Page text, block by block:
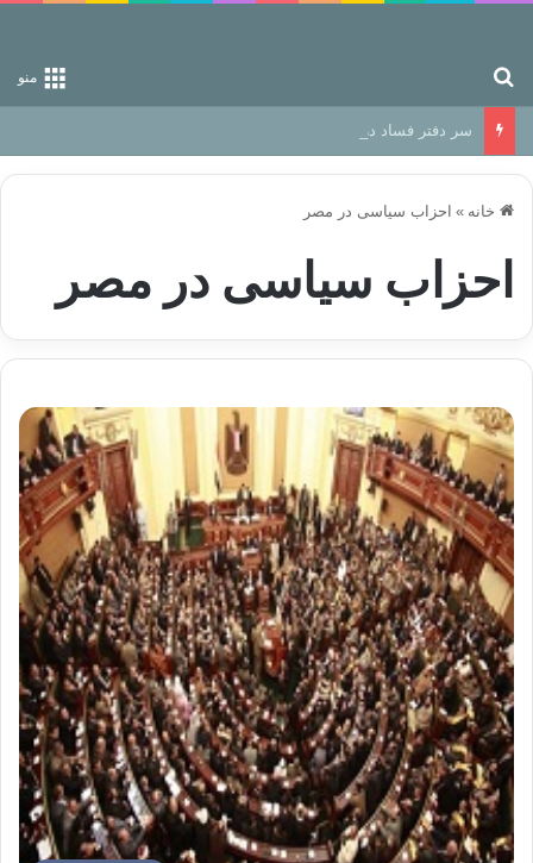
منو
سر دفتر فساد در زمین‌، دوری وکناره‌گیری از راه خداست‌!
خانه » احزاب سیاسی در مصر
احزاب سیاسی در مصر